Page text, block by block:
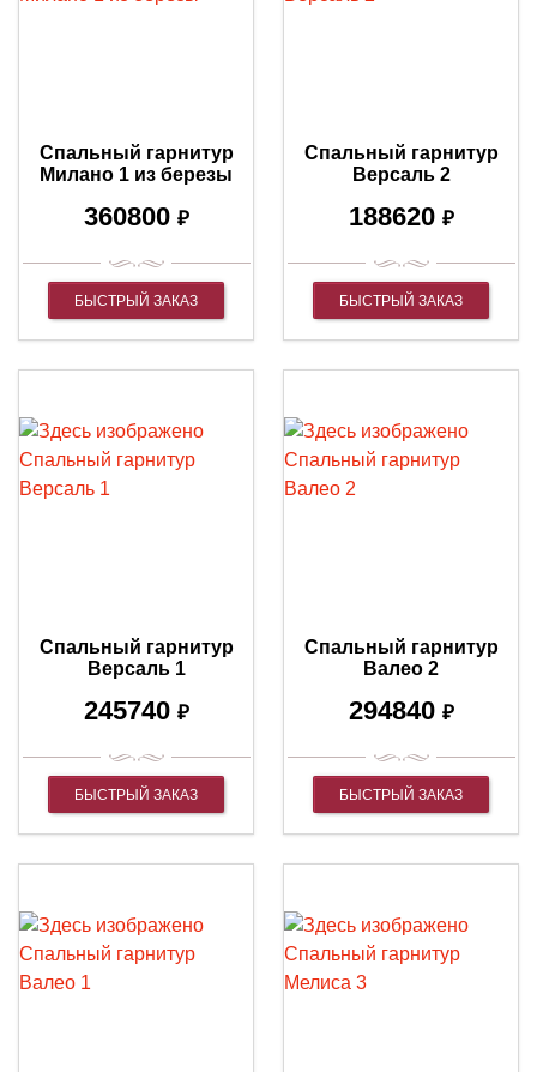
Спальный гарнитур
Милано 1 из березы
360800 ₽
БЫСТРЫЙ ЗАКАЗ
Спальный гарнитур
Версаль 2
188620 ₽
БЫСТРЫЙ ЗАКАЗ
Спальный гарнитур
Версаль 1
245740 ₽
БЫСТРЫЙ ЗАКАЗ
Спальный гарнитур
Валео 2
294840 ₽
БЫСТРЫЙ ЗАКАЗ